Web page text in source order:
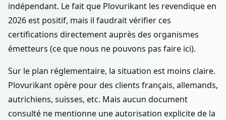
indépendant. Le fait que Plovurikant les revendique en
2026 est positif, mais il faudrait vérifier ces
certifications directement auprès des organismes
émetteurs (ce que nous ne pouvons pas faire ici).
Sur le plan réglementaire, la situation est moins claire.
Plovurikant opère pour des clients français, allemands,
autrichiens, suisses, etc. Mais aucun document
consulté ne mentionne une autorisation explicite de la